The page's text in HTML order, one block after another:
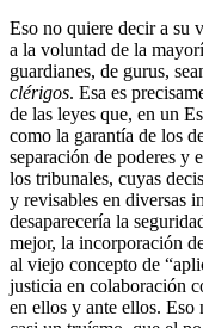
Eso no quiere decir a su
a la voluntad de la
guardianes, de gurus,
clérigos. Esa es
de las leyes que, en un
como la garantía de los
separación de poderes y
los tribunales, cuyas
y revisables en diversas
desaparecería la
mejor, la incorporación
al viejo concepto de
justicia en colaboración
en ellos y ante ellos.